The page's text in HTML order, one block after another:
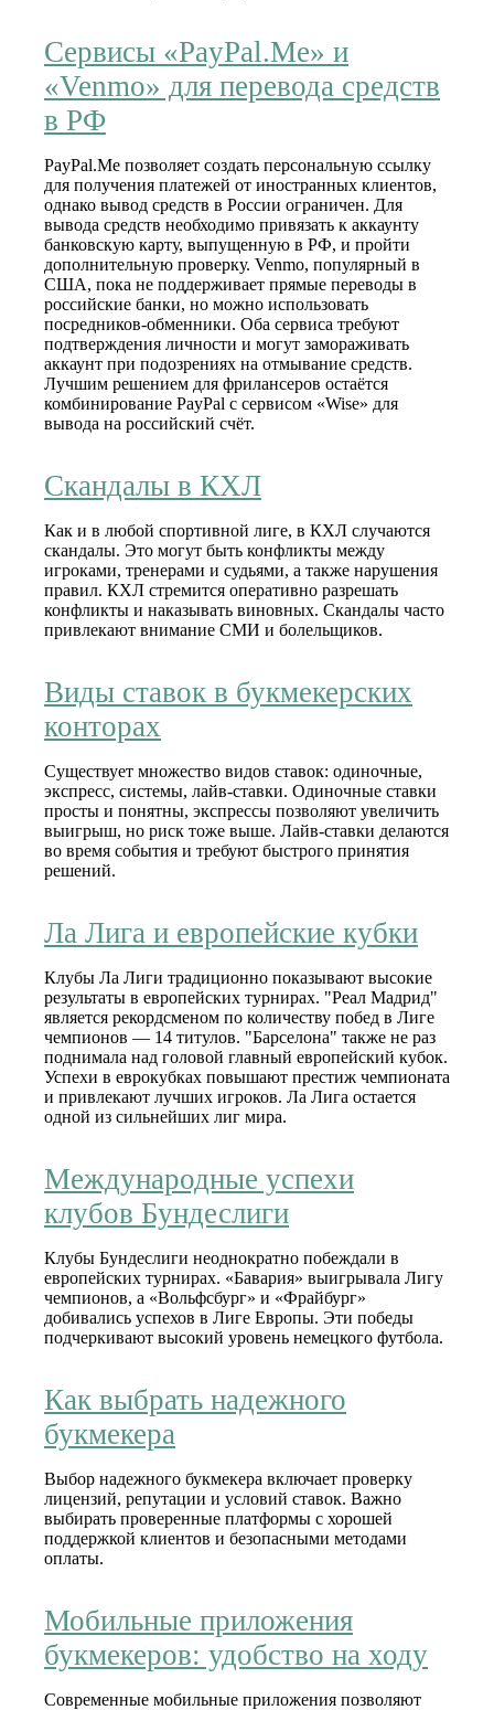
Сервисы «PayPal.Me» и
«Venmo» для перевода средств
в РФ
PayPal.Me позволяет создать персональную ссылку
для получения платежей от иностранных клиентов,
однако вывод средств в России ограничен. Для
вывода средств необходимо привязать к аккаунту
банковскую карту, выпущенную в РФ, и пройти
дополнительную проверку. Venmo, популярный в
США, пока не поддерживает прямые переводы в
российские банки, но можно использовать
посредников‑обменники. Оба сервиса требуют
подтверждения личности и могут замораживать
аккаунт при подозрениях на отмывание средств.
Лучшим решением для фрилансеров остаётся
комбинирование PayPal с сервисом «Wise» для
вывода на российский счёт.
Скандалы в КХЛ
Как и в любой спортивной лиге, в КХЛ случаются
скандалы. Это могут быть конфликты между
игроками, тренерами и судьями, а также нарушения
правил. КХЛ стремится оперативно разрешать
конфликты и наказывать виновных. Скандалы часто
привлекают внимание СМИ и болельщиков.
Виды ставок в букмекерских
конторах
Существует множество видов ставок: одиночные,
экспресс, системы, лайв-ставки. Одиночные ставки
просты и понятны, экспрессы позволяют увеличить
выигрыш, но риск тоже выше. Лайв-ставки делаются
во время события и требуют быстрого принятия
решений.
Ла Лига и европейские кубки
Клубы Ла Лиги традиционно показывают высокие
результаты в европейских турнирах. "Реал Мадрид"
является рекордсменом по количеству побед в Лиге
чемпионов — 14 титулов. "Барселона" также не раз
поднимала над головой главный европейский кубок.
Успехи в еврокубках повышают престиж чемпионата
и привлекают лучших игроков. Ла Лига остается
одной из сильнейших лиг мира.
Международные успехи
клубов Бундеслиги
Клубы Бундеслиги неоднократно побеждали в
европейских турнирах. «Бавария» выигрывала Лигу
чемпионов, а «Вольфсбург» и «Фрайбург»
добивались успехов в Лиге Европы. Эти победы
подчеркивают высокий уровень немецкого футбола.
Как выбрать надежного
букмекера
Выбор надежного букмекера включает проверку
лицензий, репутации и условий ставок. Важно
выбирать проверенные платформы с хорошей
поддержкой клиентов и безопасными методами
оплаты.
Мобильные приложения
букмекеров: удобство на ходу
Современные мобильные приложения позволяют